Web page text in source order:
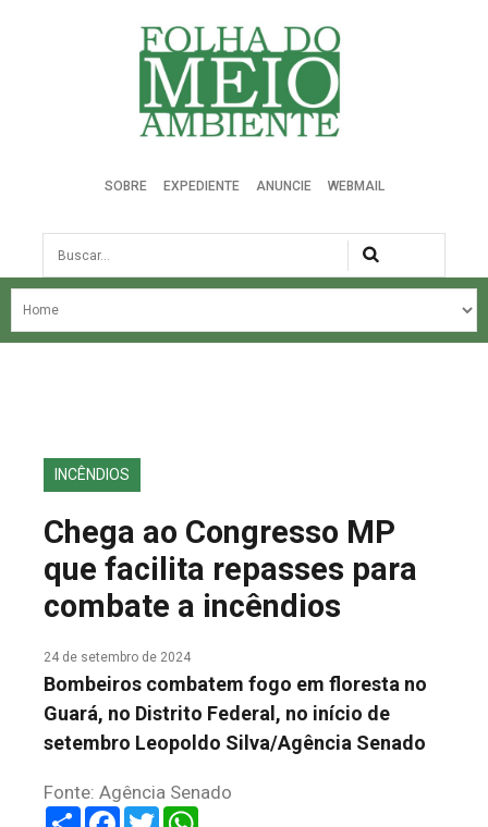
Folha do Meio Ambiente
SOBRE EXPEDIENTE ANUNCIE WEBMAIL
Busca
NOSSA HISTÓRIA
EDIÇÕES ANTERIORES
FALE CONOSCO
INCÊNDIOS
Chega ao Congresso MP
que facilita repasses para
combate a incêndios
24 de setembro de 2024
Bombeiros combatem fogo em floresta no
Guará, no Distrito Federal, no início de
setembro Leopoldo Silva/Agência Senado
Fonte: Agência Senado
ShareFacebook
Twitter